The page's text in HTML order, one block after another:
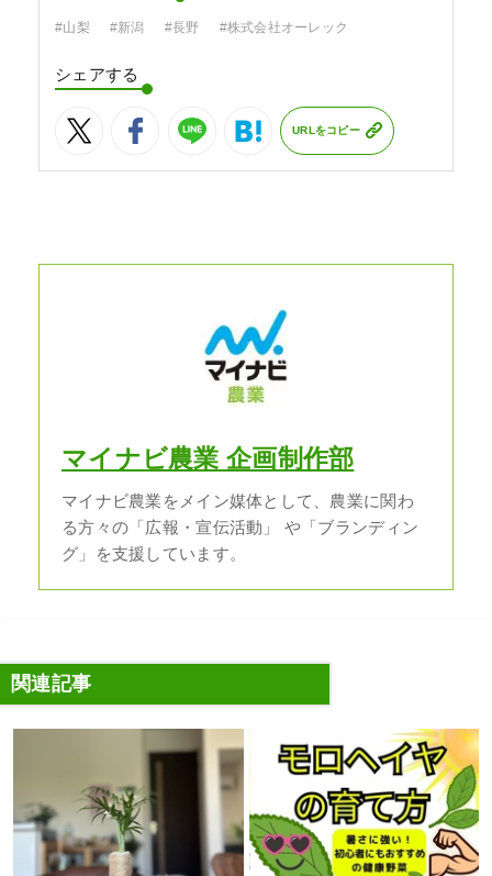
#山梨 #新潟 #長野 #株式会社オーレック
シェアする
URLをコピー
マイナビ農業 企画制作部
マイナビ農業をメイン媒体として、農業に関わ
る方々の「広報・宣伝活動」 や「ブランディン
グ」を支援しています。
関連記事